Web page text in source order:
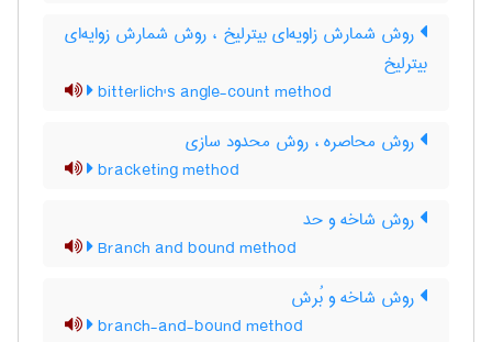
روش شمارش زاویه‌ای بیترلیخ ، روش شمارش زوایه‌ای
بیترلیخ
bitterlich's angle-count method
روش محاصره ، روش محدود سازی
bracketing method
روش شاخه و حد
Branch and bound method
روش شاخه و بُرش
branch-and-bound method